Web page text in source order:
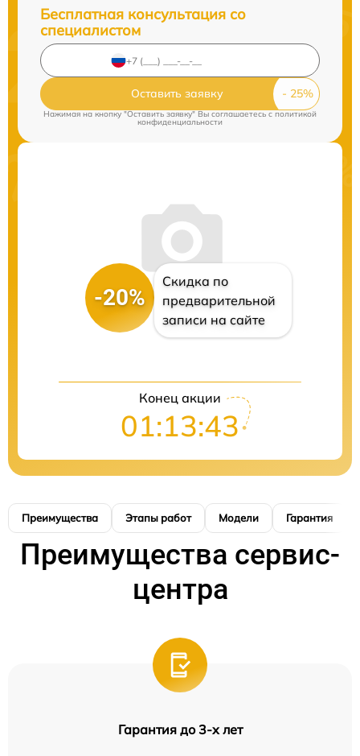
Бесплатная консультация со
специалистом
Оставить заявку
Нажимая на кнопку "Оставить заявку" Вы соглашаетесь c политикой
конфиденциальности
-20%
Скидка по
предварительной
записи на сайте
Конец акции
01:13:42
Преимущества Этапы работ Модели Гарантия
Преимущества сервис-
центра
Гарантия до 3-х лет